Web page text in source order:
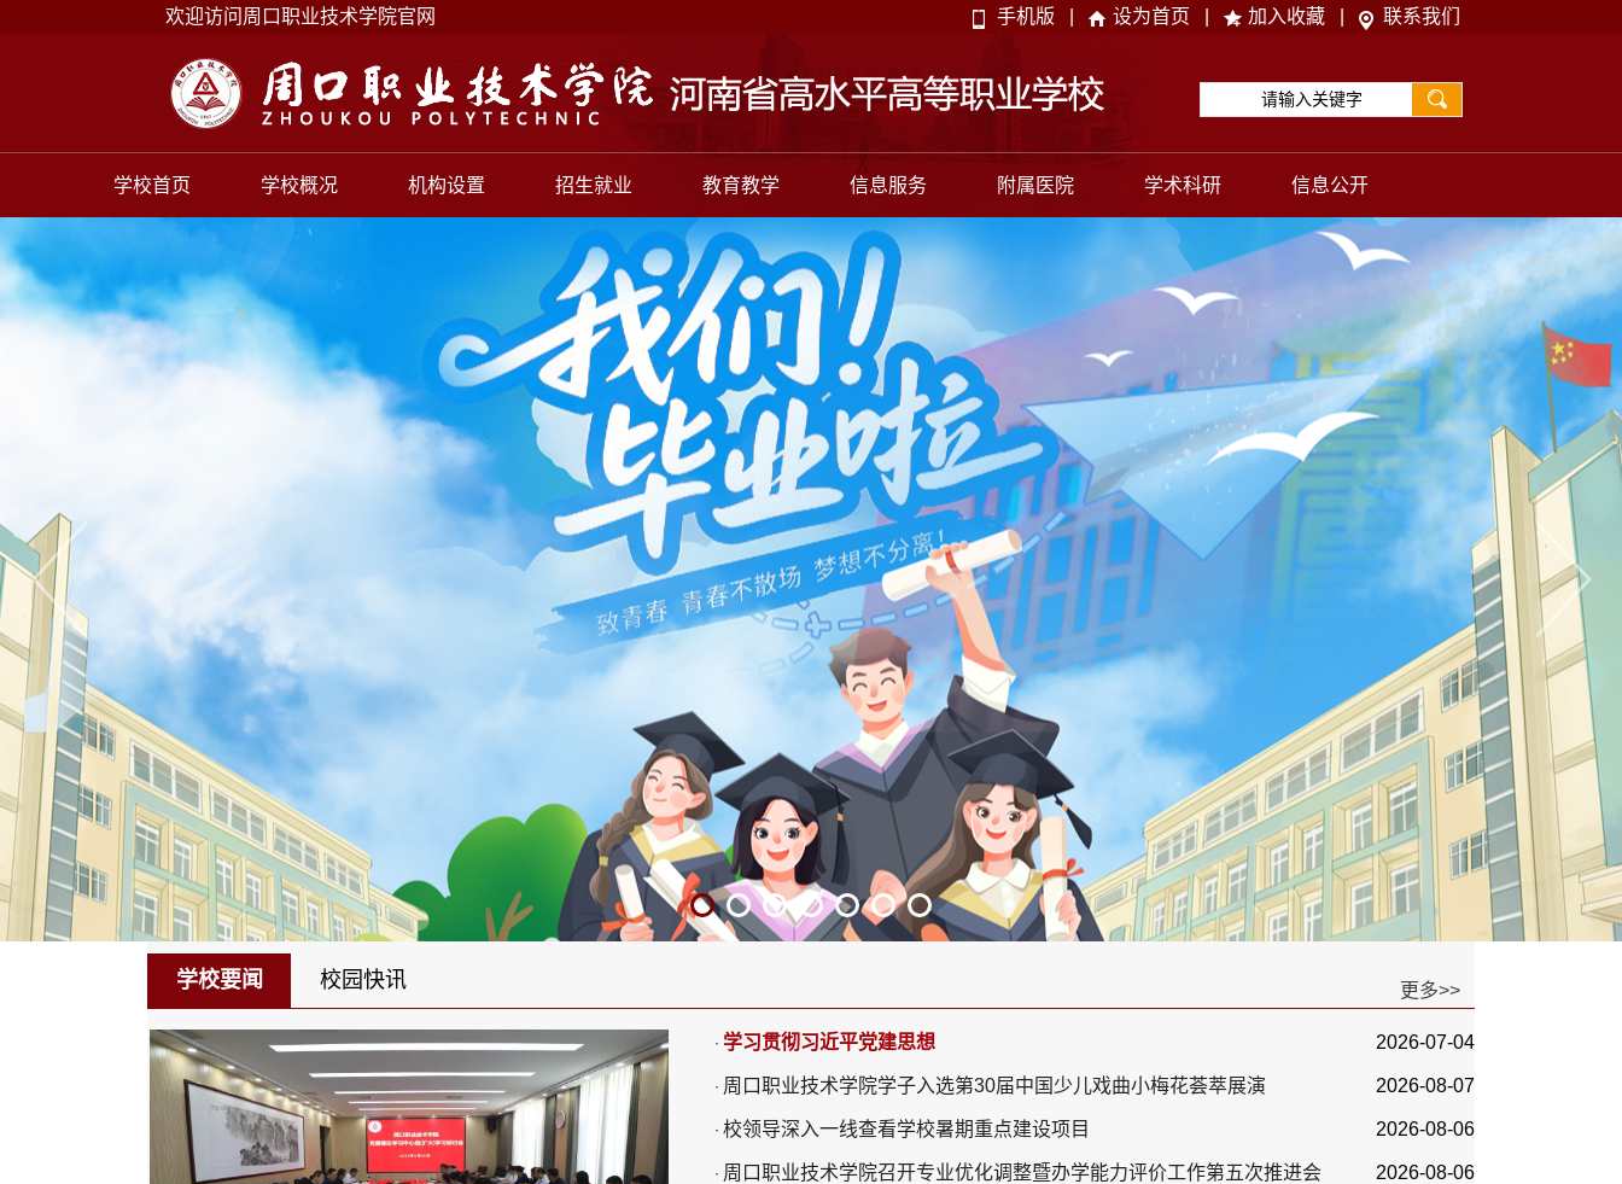
欢迎访问周口职业技术学院官网 手机版 设为首页 加入收藏 联系我们
学校首页 学校概况 机构设置 招生就业 教育教学 信息服务 附属医院 学术科研 信息公开
学校要闻 校园快讯 更多>>
· 学习贯彻习近平党建思想 2026-07-04
· 周口职业技术学院学子入选第30届中国少儿戏曲小梅花荟萃展演 2026-08-07
· 校领导深入一线查看学校​暑期重点建设项目 2026-08-06
· 周口职业技术学院召开专业优化调整暨办学能力评价工作第五次推进会 2026-08-06